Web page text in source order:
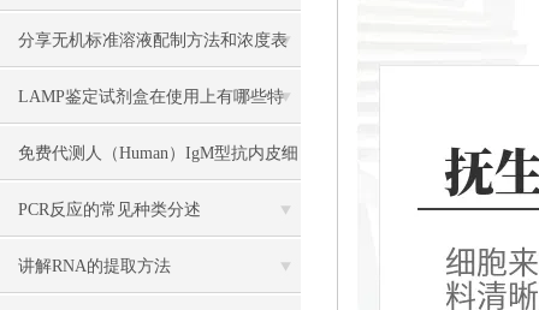
质讲解
分享无机标准溶液配制方法和浓度表
示方法
LAMP鉴定试剂盒在使用上有哪些特
点？
免费代测人（Human）IgM型抗内皮细
胞抗体 （AECA-IgM） ELISA试剂盒
PCR反应的常见种类分述
讲解RNA的提取方法